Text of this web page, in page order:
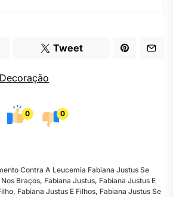
Tweet
0 0
Contra A Leucemia Fabiana Justus Se
Braços, Fabiana Justus, Fabiana Justus E
, Fabiana Justus E Filhos, Fabiana Justus Se